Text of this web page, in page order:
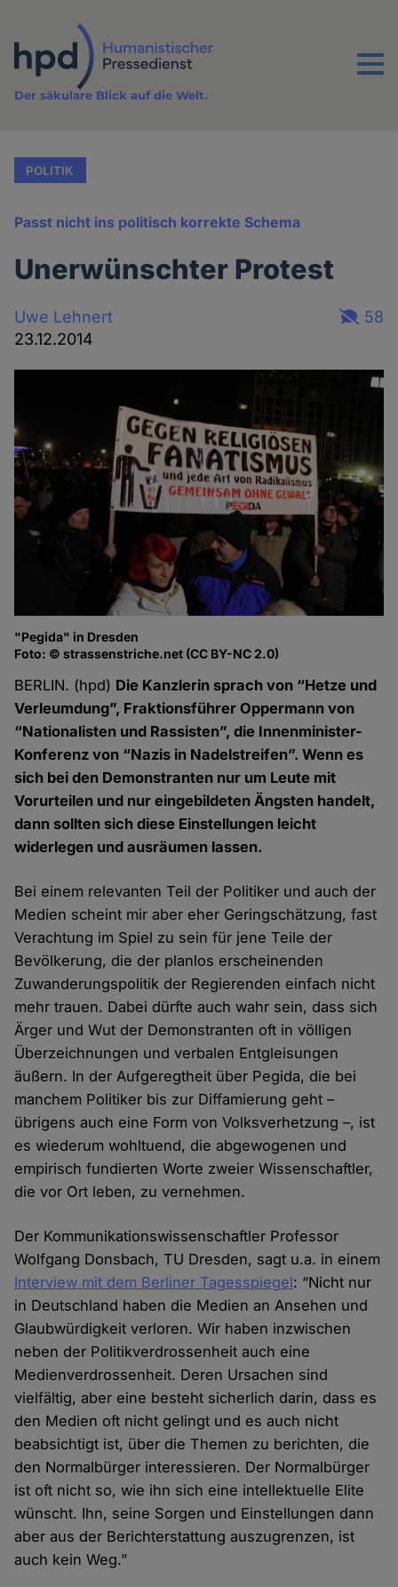
Inhalt
Menu
Der säkulare Blick auf die Welt.
POLITIK
Passt nicht ins politisch korrekte Schema
Unerwünschter Protest
Uwe Lehnert
23.12.2014
58
"Pegida" in Dresden
Foto: © strassenstriche.net (CC BY-NC 2.0)
BERLIN. (hpd) Die Kanzlerin sprach von “Hetze und
Verleumdung”, Fraktionsführer Oppermann von
“Nationalisten und Rassisten”, die Innenminister-
Konferenz von “Nazis in Nadelstreifen”. Wenn es
sich bei den Demonstranten nur um Leute mit
Vorurteilen und nur eingebildeten Ängsten handelt,
dann sollten sich diese Einstellungen leicht
widerlegen und ausräumen lassen.
Bei einem relevanten Teil der Politiker und auch der
Medien scheint mir aber eher Geringschätzung, fast
Verachtung im Spiel zu sein für jene Teile der
Bevölkerung, die der planlos erscheinenden
Zuwanderungspolitik der Regierenden einfach nicht
mehr trauen. Dabei dürfte auch wahr sein, dass sich
Ärger und Wut der Demonstranten oft in völligen
Überzeichnungen und verbalen Entgleisungen
äußern. In der Aufgeregtheit über Pegida, die bei
manchem Politiker bis zur Diffamierung geht –
übrigens auch eine Form von Volksverhetzung –, ist
es wiederum wohltuend, die abgewogenen und
empirisch fundierten Worte zweier Wissenschaftler,
die vor Ort leben, zu vernehmen.
Der Kommunikationswissenschaftler Professor
Wolfgang Donsbach, TU Dresden, sagt u.a. in einem
Interview mit dem Berliner Tagesspiegel: “Nicht nur
in Deutschland haben die Medien an Ansehen und
Glaubwürdigkeit verloren. Wir haben inzwischen
neben der Politikverdrossenheit auch eine
Medienverdrossenheit. Deren Ursachen sind
vielfältig, aber eine besteht sicherlich darin, dass es
den Medien oft nicht gelingt und es auch nicht
beabsichtigt ist, über die Themen zu berichten, die
den Normalbürger interessieren. Der Normalbürger
ist oft nicht so, wie ihn sich eine intellektuelle Elite
wünscht. Ihn, seine Sorgen und Einstellungen dann
aber aus der Berichterstattung auszugrenzen, ist
auch kein Weg.”